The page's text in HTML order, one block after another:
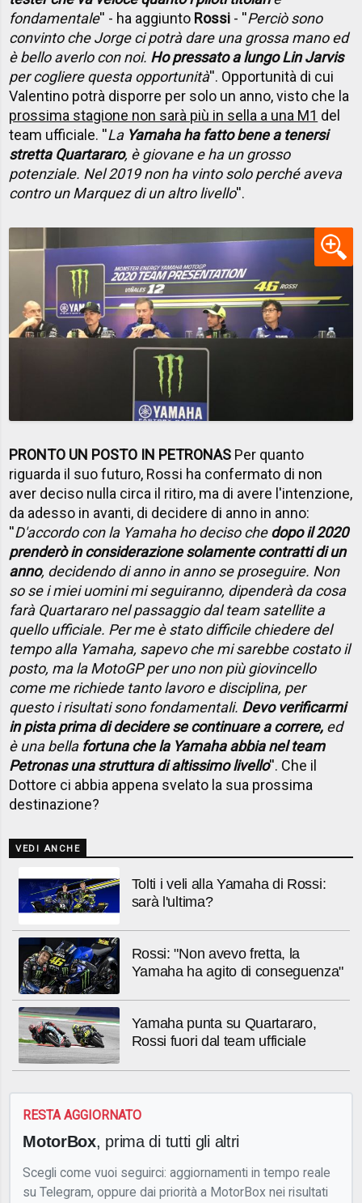
fondamentale'' - ha aggiunto Rossi - ''Perciò sono
convinto che Jorge ci potrà dare una grossa mano ed
è bello averlo con noi. Ho pressato a lungo Lin Jarvis
per cogliere questa opportunità''. Opportunità di cui
Valentino potrà disporre per solo un anno, visto che la
prossima stagione non sarà più in sella a una M1 del
team ufficiale. ''La Yamaha ha fatto bene a tenersi
stretta Quartararo, è giovane e ha un grosso
potenziale. Nel 2019 non ha vinto solo perché aveva
contro un Marquez di un altro livello''.
PRONTO UN POSTO IN PETRONAS Per quanto
riguarda il suo futuro, Rossi ha confermato di non
aver deciso nulla circa il ritiro, ma di avere l'intenzione,
da adesso in avanti, di decidere di anno in anno:
''D'accordo con la Yamaha ho deciso chedopo il 2020
prenderò in considerazione solamente contratti di un
anno, decidendo di anno in anno se proseguire. Non
so se i miei uomini mi seguiranno, dipenderà da cosa
farà Quartararo nel passaggio dal team satellite a
quello ufficiale. Per me è stato difficile chiedere del
tempo alla Yamaha, sapevo che mi sarebbe costato il
posto, ma la MotoGP per uno non più giovincello
come me richiede tanto lavoro e disciplina, per
questo i risultati sono fondamentali. Devo verificarmi
in pista prima di decidere se continuare a correre, ed
è una bella fortuna che la Yamaha abbia nel team
Petronas una struttura di altissimo livello''. Che il
Dottore ci abbia appena svelato la sua prossima
destinazione?
VEDI ANCHE
Tolti i veli alla Yamaha di Rossi:
sarà l'ultima?
Rossi: "Non avevo fretta, la
Yamaha ha agito di conseguenza"
Yamaha punta su Quartararo,
Rossi fuori dal team ufficiale
RESTA AGGIORNATO
MotorBox, prima di tutti gli altri
Scegli come vuoi seguirci: aggiornamenti in tempo reale
su Telegram, oppure dai priorità a MotorBox nei risultati